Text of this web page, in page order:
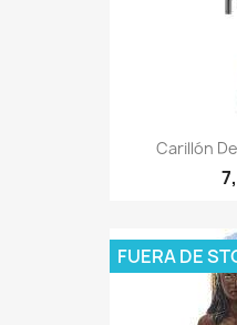
Carillón
FUERA DE